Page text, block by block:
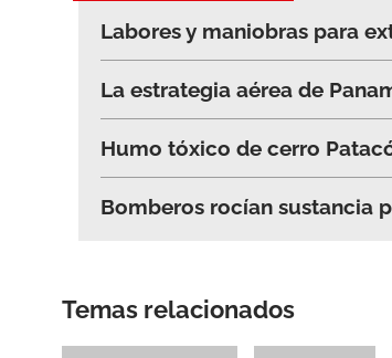
Labores y maniobras para
La estrategia aérea de
Humo tóxico de cerro
Bomberos rocían sustancia
Temas relacionados